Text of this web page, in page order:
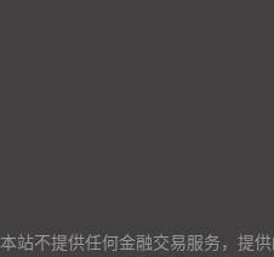
本站不提供任何金融交易服务，提